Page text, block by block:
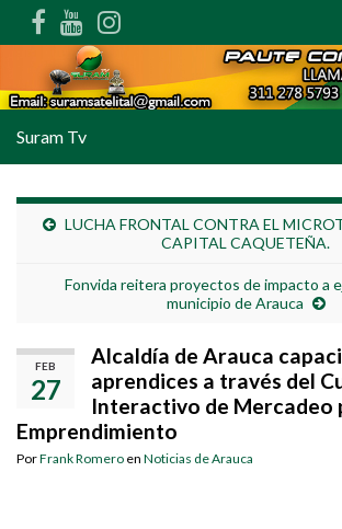
Suram Tv
LUCHA FRONTAL CONTRA EL
CAPITAL CAQUETEÑA.
Fonvida reitera proyectos de impacto a
municipio de Arauca
FEB
27
Alcaldía de Arauca
aprendices a través del
Interactivo de Mercadeo
Emprendimiento
PorFrank Romero en Noticias de Arauca